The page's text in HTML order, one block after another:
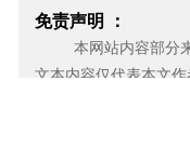
免责声明 ：
本网站内容部分来
文本内容仅代表本文
点或立场。关爱通力